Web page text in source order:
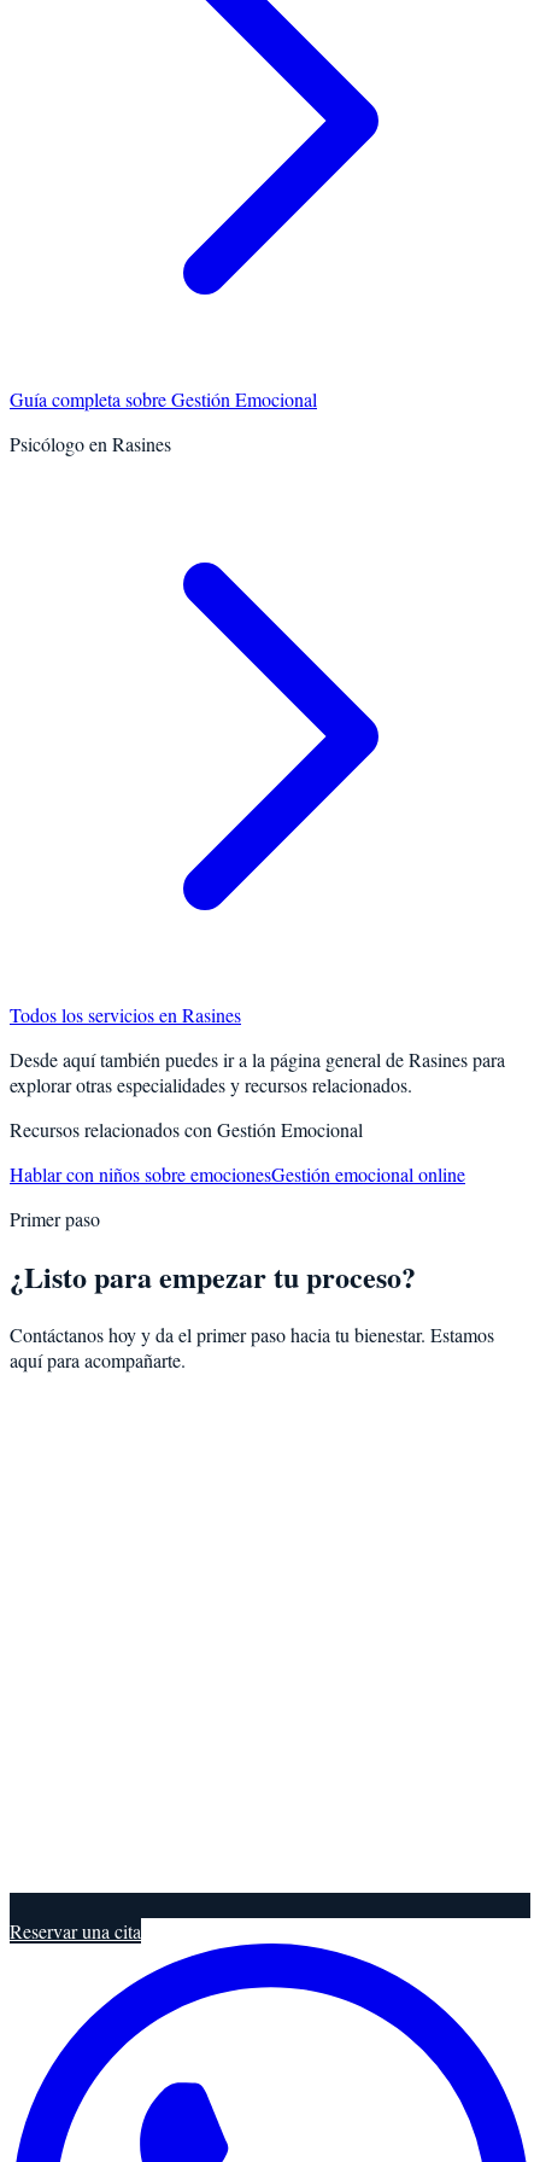
Guía completa sobreGestión Emocional
Psicólogo en Rasines
Todos los servicios en Rasines
Desde aquí también puedes ir a la página general deRasinespara
explorar otras especialidades y recursos relacionados.
Recursos relacionados con Gestión Emocional
Hablar con niños sobre emocionesGestión emocional online
Primer paso
¿Listo para empezar tu proceso?
Contáctanos hoy y da el primer paso hacia tu bienestar. Estamos
aquí para acompañarte.
Reservar una cita